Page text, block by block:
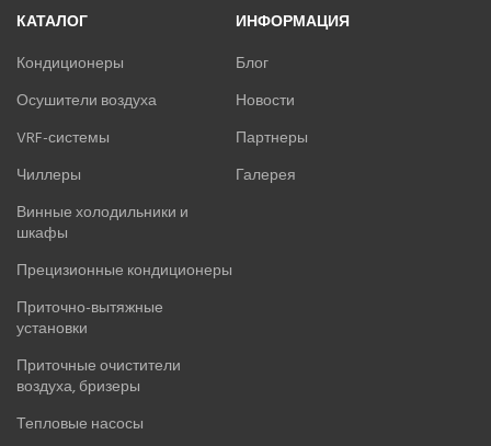
КАТАЛОГ
Кондиционеры
Осушители воздуха
VRF-системы
Чиллеры
Винные холодильники и
шкафы
Прецизионные кондиционеры
Приточно-вытяжные
установки
Приточные очистители
воздуха, бризеры
Тепловые насосы
ИНФОРМАЦИЯ
Блог
Новости
Партнеры
Галерея